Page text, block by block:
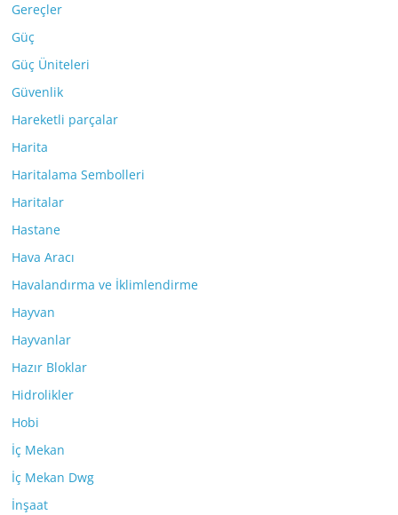
Gereçler
Güç
Güç Üniteleri
Güvenlik
Hareketli parçalar
Harita
Haritalama Sembolleri
Haritalar
Hastane
Hava Aracı
Havalandırma ve İklimlendirme
Hayvan
Hayvanlar
Hazır Bloklar
Hidrolikler
Hobi
İç Mekan
İç Mekan Dwg
İnşaat